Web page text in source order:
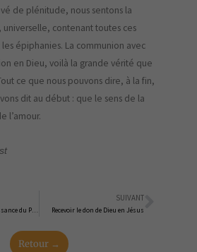
de plénitude, nous sentons la
contenant toutes ces
épiphanies. La communion avec
en Dieu, voilà la grande vérité que
ce que nous pouvons dire, à la fin,
dit au début : que le sens de la
l’amour.
Entrer dans la connaissance du Père en Jésus
SUIVANT
Recevoir le don de Dieu en Jésus
Retour →